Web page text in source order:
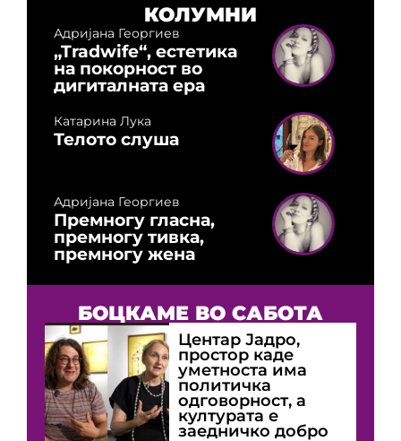
КОЛУМНИ
Адријана Георгиев
„Tradwife“, естетика
на покорност во
дигиталната ера
Катарина Лука
Телото слуша
Адријана Георгиев
Премногу гласна,
премногу тивка,
премногу жена
БОЦКАМЕ ВО САБОТА
Центар Јадро,
простор каде
уметноста има
политичка
одговорност, а
културата е
заедничко добро